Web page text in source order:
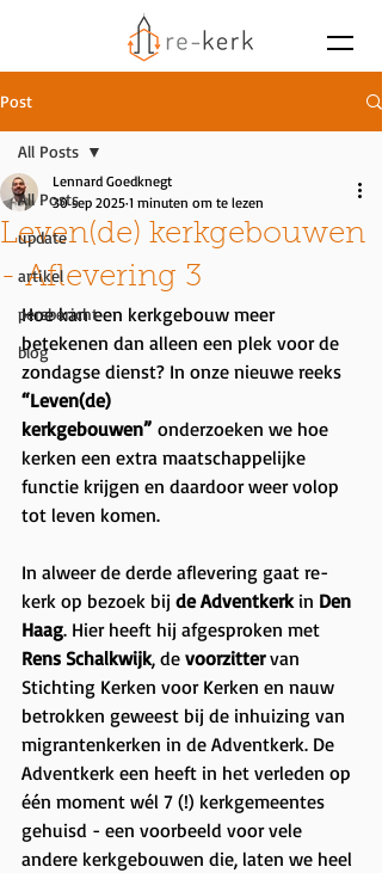
Post
All Posts
update
artikel
persbericht
blog
All Posts
Leven(de) kerkgebouwen
- Aflevering 3
Lennard Goedknegt
30 sep 2025 1 minuten om te lezen
Hoe kan een kerkgebouw meer
betekenen dan alleen een plek voor de
zondagse dienst? In onze nieuwe reeks
“Leven(de)
kerkgebouwen” onderzoeken we hoe
kerken een extra maatschappelijke
functie krijgen en daardoor weer volop
tot leven komen.
In alweer de derde aflevering gaat re-
kerk op bezoek bij de Adventkerk in Den
Haag. Hier heeft hij afgesproken met
Rens Schalkwijk, de voorzitter van
Stichting Kerken voor Kerken en nauw
betrokken geweest bij de inhuizing van
migrantenkerken in de Adventkerk. De
Adventkerk een heeft in het verleden op
één moment wél 7 (!) kerkgemeentes
gehuisd - een voorbeeld voor vele
andere kerkgebouwen die, laten we heel